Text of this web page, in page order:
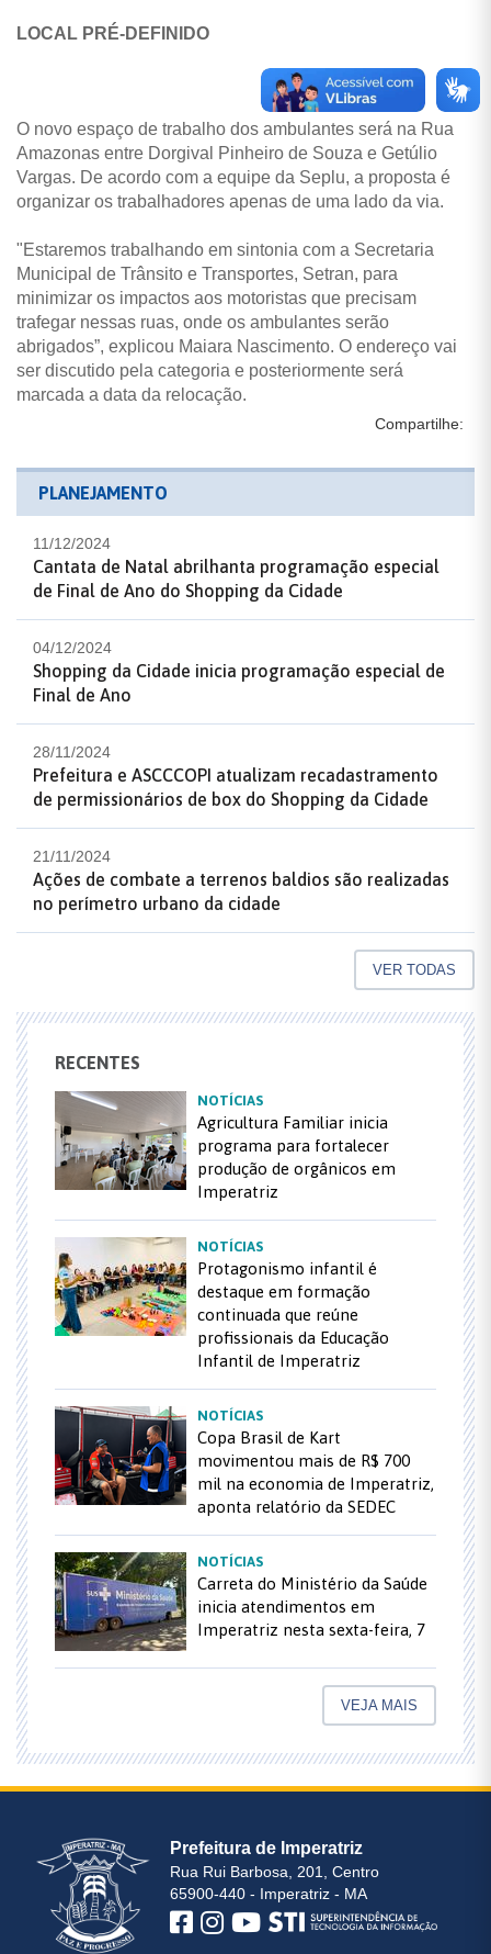
LOCAL PRÉ-DEFINIDO
O novo espaço de trabalho dos ambulantes será na Rua
Amazonas entre Dorgival Pinheiro de Souza e Getúlio
Vargas. De acordo com a equipe da Seplu, a proposta é
organizar os trabalhadores apenas de uma lado da via.
"Estaremos trabalhando em sintonia com a Secretaria
Municipal de Trânsito e Transportes, Setran, para
minimizar os impactos aos motoristas que precisam
trafegar nessas ruas, onde os ambulantes serão
abrigados”, explicou Maiara Nascimento. O endereço vai
ser discutido pela categoria e posteriormente será
marcada a data da relocação.
Compartilhe:
PLANEJAMENTO
11/12/2024
Cantata de Natal abrilhanta programação especial
de Final de Ano do Shopping da Cidade
04/12/2024
Shopping da Cidade inicia programação especial de
Final de Ano
28/11/2024
Prefeitura e ASCCCOPI atualizam recadastramento
de permissionários de box do Shopping da Cidade
21/11/2024
Ações de combate a terrenos baldios são realizadas
no perímetro urbano da cidade
VER TODAS
RECENTES
NOTÍCIAS
Agricultura Familiar inicia
programa para fortalecer
produção de orgânicos em
Imperatriz
NOTÍCIAS
Protagonismo infantil é
destaque em formação
continuada que reúne
profissionais da Educação
Infantil de Imperatriz
NOTÍCIAS
Copa Brasil de Kart
movimentou mais de R$ 700
mil na economia de Imperatriz,
aponta relatório da SEDEC
NOTÍCIAS
Carreta do Ministério da Saúde
inicia atendimentos em
Imperatriz nesta sexta-feira, 7
VEJA MAIS
Prefeitura de Imperatriz
Rua Rui Barbosa, 201, Centro
65900-440 - Imperatriz - MA